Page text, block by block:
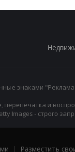
знаками
и
Images - строго
| Разместить